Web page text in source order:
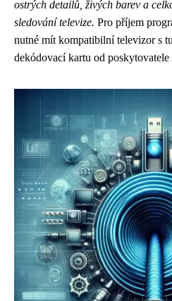
ostrých detailů, živých barev a
sledování televize. Pro příjem
nutné mít kompatibilní televizor s
dekódovací kartu od